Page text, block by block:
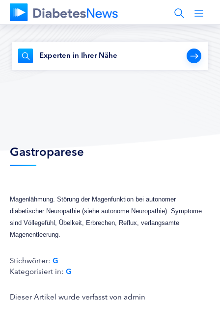
Experten in Ihrer Nähe
Gastroparese
Magenlähmung. Störung der Magenfunktion bei autonomer
diabetischer Neuropathie (siehe autonome Neuropathie). Symptome
sind Völlegefühl, Übelkeit, Erbrechen, Reflux, verlangsamte
Magenentleerung.
Stichwörter: G
Kategorisiert in: G
Dieser Artikel wurde verfasst von admin